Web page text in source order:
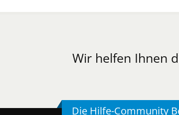
Wir helfen Ihnen
Die Hilfe-Community